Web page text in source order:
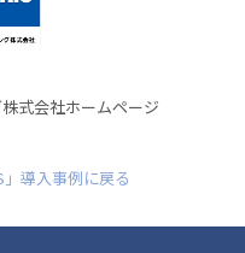
式会社ホームページ
導入事例に戻る